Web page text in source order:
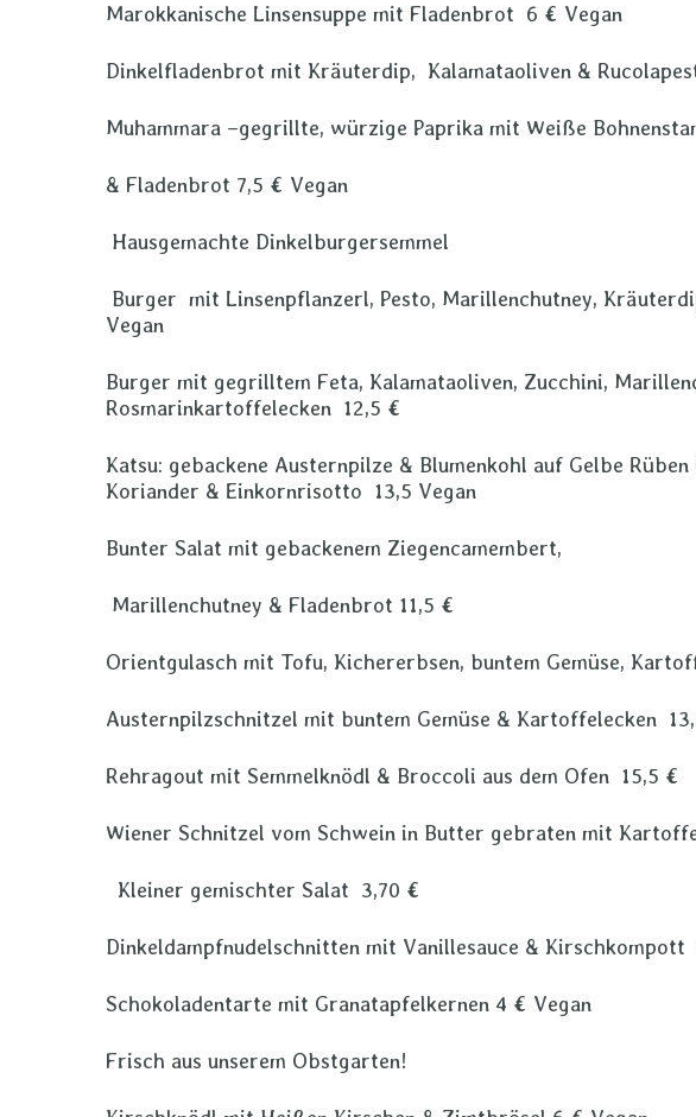
Marokkanische Linsensuppe mit Fladenbrot 6 € Vegan
Dinkelfladenbrot mit Kräuterdip, Kalamataoliven &
Muhammara –gegrillte, würzige Paprika mit Weiße
& Fladenbrot 7,5 € Vegan
Hausgemachte Dinkelburgersemmel
Burger mit Linsenpflanzerl, Pesto, Marillenchutney,
Vegan
Burger mit gegrilltem Feta, Kalamataoliven, Zucchini,
Rosmarinkartoffelecken 12,5 €
Katsu: gebackene Austernpilze & Blumenkohl auf Gelbe
Koriander & Einkornrisotto 13,5 Vegan
Bunter Salat mit gebackenem Ziegencamembert,
Marillenchutney & Fladenbrot 11,5 €
Orientgulasch mit Tofu, Kichererbsen, buntem Gemüse,
Austernpilzschnitzel mit buntem Gemüse & Kartoffelecken
Rehragout mit Semmelknödl & Broccoli aus dem Ofen 15,5 €
Wiener Schnitzel vom Schwein in Butter gebraten mit
Kleiner gemischter Salat 3,70 €
Dinkeldampfnudelschnitten mit Vanillesauce & Kirschkompott
Schokoladentarte mit Granatapfelkernen 4 € Vegan
Frisch aus unserem Obstgarten!